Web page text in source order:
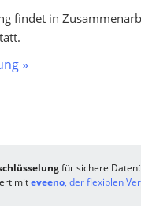
findet in
»
für sichere
miteveeno, der flexiblen